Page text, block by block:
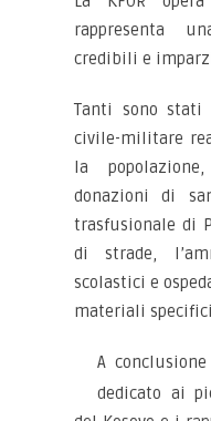
rappresenta
credibili e
Tanti sono stati
civile-militare
la
donazioni di
trasfusionale di
di strade,
scolastici e
materiali
A
dedicato ai